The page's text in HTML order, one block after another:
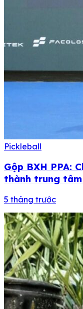
Pickleball
Gộp BXH PPA:
thành trung
5 tháng trước